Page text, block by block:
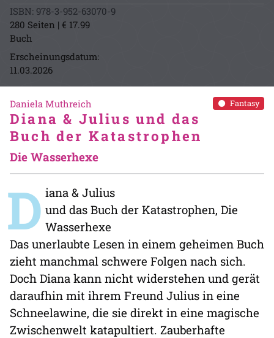
ISBN: 978-3-952-63070-9
280 Seiten | € 17.99
Buch
Erscheinungsdatum:
11.03.2026
Fantasy
Daniela Muthreich
Diana & Julius und das
Buch der Katastrophen
Die Wasserhexe
D iana & Julius
und das Buch der Katastrophen, Die
Wasserhexe
Das unerlaubte Lesen in einem geheimen Buch
zieht manchmal schwere Folgen nach sich.
Doch Diana kann nicht widerstehen und gerät
daraufhin mit ihrem Freund Julius in eine
Schneelawine, die sie direkt in eine magische
Zwischenwelt katapultiert. Zauberhafte